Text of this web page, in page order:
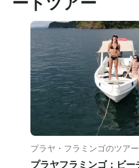
プラヤ・フラミンゴのツアー